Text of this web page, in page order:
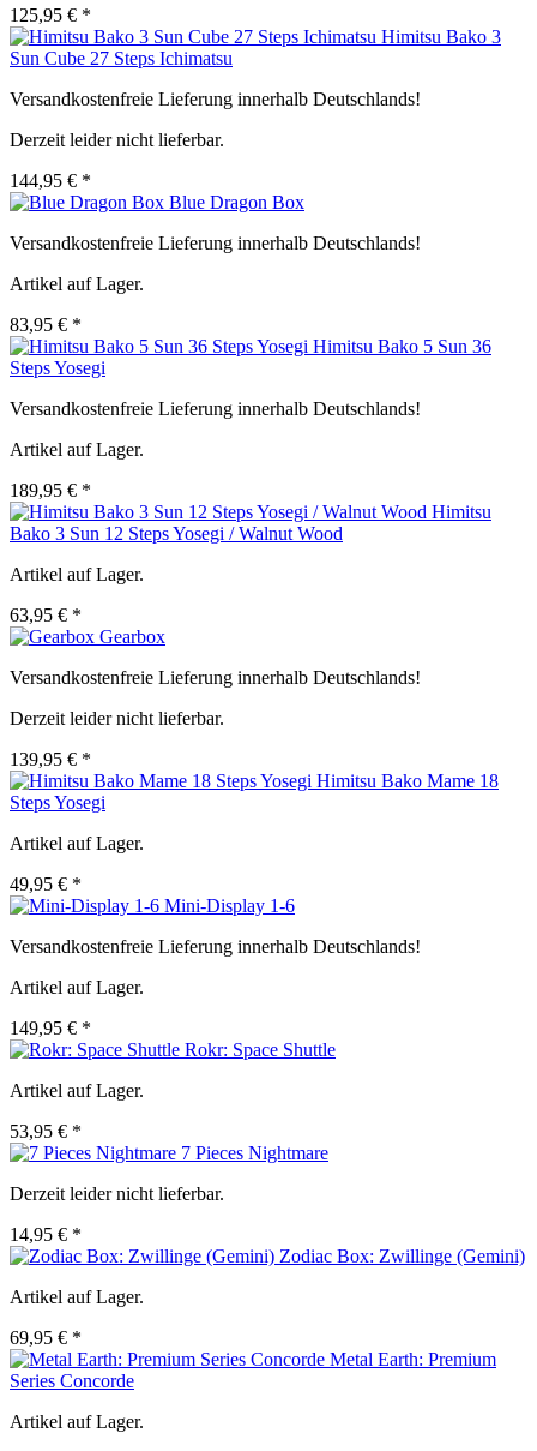
125,95 € *
Himitsu Bako 3
Sun Cube 27 Steps Ichimatsu
Versandkostenfreie Lieferung innerhalb Deutschlands!
Derzeit leider nicht lieferbar.
144,95 € *
Blue Dragon Box
Versandkostenfreie Lieferung innerhalb Deutschlands!
Artikel auf Lager.
83,95 € *
Himitsu Bako 5 Sun 36
Steps Yosegi
Versandkostenfreie Lieferung innerhalb Deutschlands!
Artikel auf Lager.
189,95 € *
Himitsu
Bako 3 Sun 12 Steps Yosegi / Walnut Wood
Artikel auf Lager.
63,95 € *
Gearbox
Versandkostenfreie Lieferung innerhalb Deutschlands!
Derzeit leider nicht lieferbar.
139,95 € *
Himitsu Bako Mame 18
Steps Yosegi
Artikel auf Lager.
49,95 € *
Mini-Display 1-6
Versandkostenfreie Lieferung innerhalb Deutschlands!
Artikel auf Lager.
149,95 € *
Rokr: Space Shuttle
Artikel auf Lager.
53,95 € *
7 Pieces Nightmare
Derzeit leider nicht lieferbar.
14,95 € *
Zodiac Box: Zwillinge (Gemini)
Artikel auf Lager.
69,95 € *
Metal Earth: Premium
Series Concorde
Artikel auf Lager.